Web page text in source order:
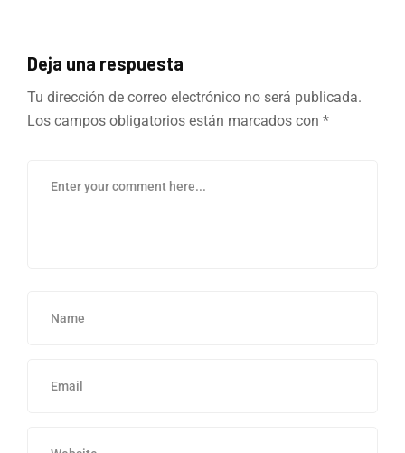
Deja una respuesta
Tu dirección de correo electrónico no será publicada.
Los campos obligatorios están marcados con *